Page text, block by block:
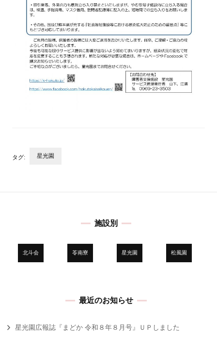
タグ: 星光園
ー
シ
施設別
北斗会 苓南寮 星光園 松風園
最近のお知らせ
星光園広報誌『まどか 令和８年８月号』ＵＰしました